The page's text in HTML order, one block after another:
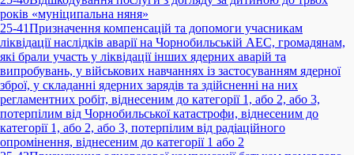
років «муніципальна няня»
25-41Призначення компенсацій та допомоги учасникам
ліквідації наслідків аварії на Чорнобильській АЕС, громадянам,
які брали участь у ліквідації інших ядерних аварій та
випробувань, у військових навчаннях із застосуванням ядерної
зброї, у складанні ядерних зарядів та здійсненні на них
регламентних робіт, віднесеним до категорії 1, або 2, або 3,
потерпілим від Чорнобильської катастрофи, віднесеним до
категорії 1, або 2, або 3, потерпілим від радіаційного
опромінення, віднесеним до категорії 1 або 2